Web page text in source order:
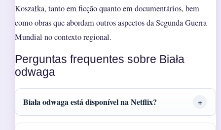
Koszałka, tanto em ficção quanto em documentários, bem
como obras que abordam outros aspectos da Segunda Guerra
Mundial no contexto regional.
Perguntas frequentes sobre Biała
odwaga
Biała odwaga está disponível na Netflix?